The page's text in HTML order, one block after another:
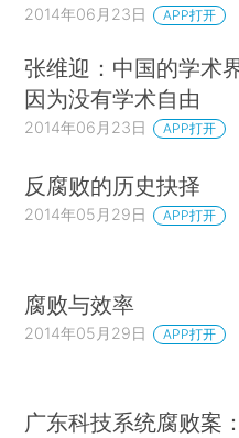
2014年06月23日 APP打开
张维迎：中国的学术
因为没有学术自由
2014年06月23日 APP打开
反腐败的历史抉择
2014年05月29日 APP打开
腐败与效率
2014年05月29日 APP打开
广东科技系统腐败案